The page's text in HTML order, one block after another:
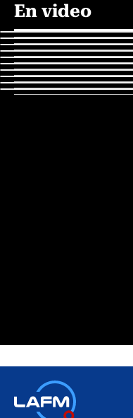
En video